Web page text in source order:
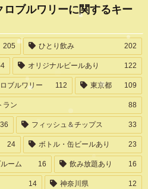
ブルワリーに関するキー
205 ひとり飲み 202
オリジナルビールあり 122
ブルワリー 112 東京都 109
ラン 88
36 フィッシュ＆チップス 33
24 ボトル・缶ビールあり 23
ーム 16 飲み放題あり 16
14 神奈川県 12